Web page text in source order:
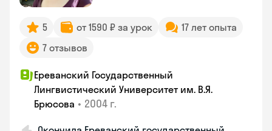
5 от 1590 ₽ за урок
17 лет опыта
7 отзывов
Ереванский Государственный
Лингвистический Университет им. В.Я.
Брюсова • 2004 г.